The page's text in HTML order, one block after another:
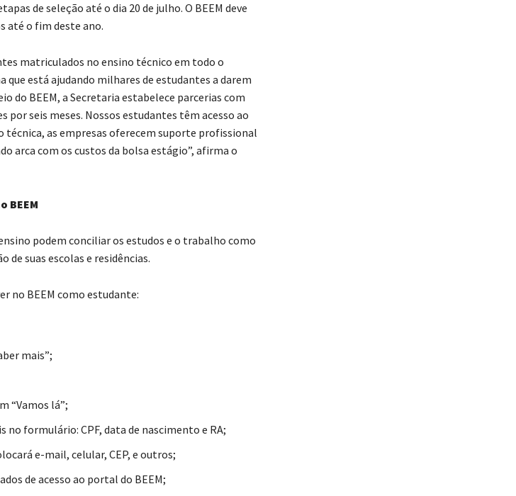
de seleção até o dia 20 de julho. O BEEM deve
até o fim deste ano.
matriculados no ensino técnico em todo o
que está ajudando milhares de estudantes a darem
do BEEM, a Secretaria estabelece parcerias com
por seis meses. Nossos estudantes têm acesso ao
as empresas oferecem suporte profissional
arca com os custos da bolsa estágio”, afirma o
BEEM
podem conciliar os estudos e o trabalho como
suas escolas e residências.
no BEEM como estudante:
mais”;
“Vamos lá”;
no formulário: CPF, data de nascimento e RA;
e-mail, celular, CEP, e outros;
de acesso ao portal do BEEM;